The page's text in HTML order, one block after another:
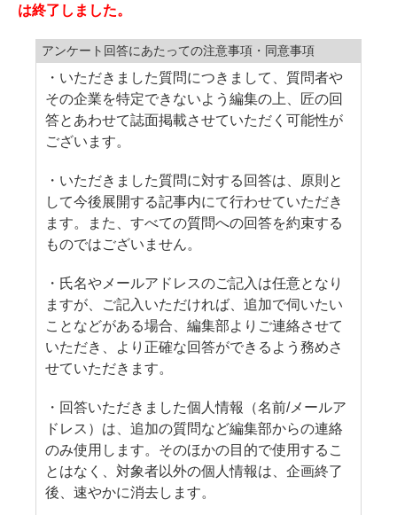
は終了しました。
アンケート回答にあたっての注意事項・同意事項
・いただきました質問につきまして、質問者や
その企業を特定できないよう編集の上、匠の回
答とあわせて誌面掲載させていただく可能性が
ございます。
・いただきました質問に対する回答は、原則と
して今後展開する記事内にて行わせていただき
ます。また、すべての質問への回答を約束する
ものではございません。
・氏名やメールアドレスのご記入は任意となり
ますが、ご記入いただければ、追加で伺いたい
ことなどがある場合、編集部よりご連絡させて
いただき、より正確な回答ができるよう務めさ
せていただきます。
・回答いただきました個人情報（名前/メールア
ドレス）は、追加の質問など編集部からの連絡
のみ使用します。そのほかの目的で使用するこ
とはなく、対象者以外の個人情報は、企画終了
後、速やかに消去します。